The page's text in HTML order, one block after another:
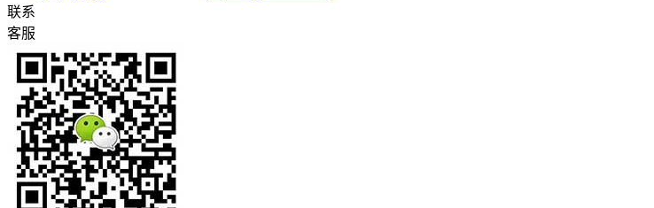
联系
客服